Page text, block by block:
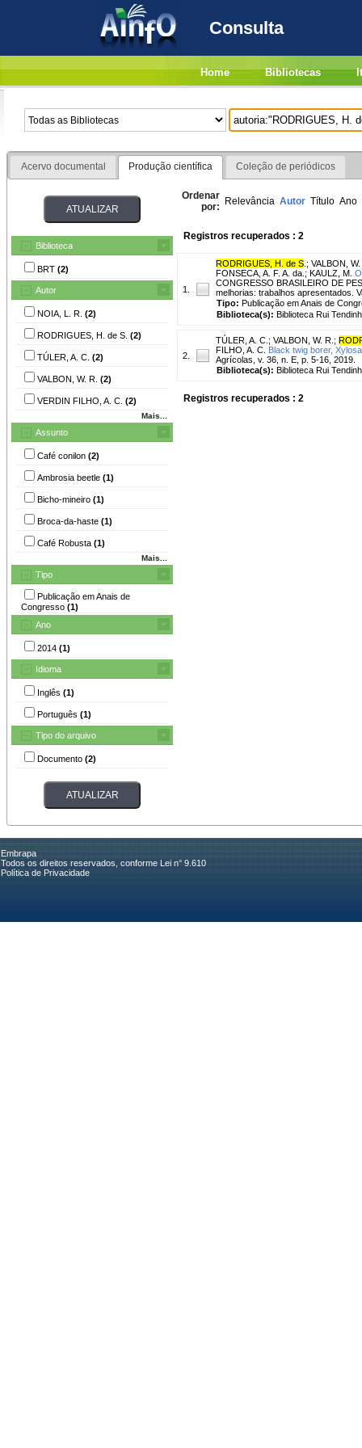
Consulta
Home Bibliotecas
Acervo documental Produção científica Coleção de periódicos
Biblioteca
BRT (2)
Autor
NOIA, L. R. (2)
RODRIGUES, H. de S. (2)
TÚLER, A. C. (2)
VALBON, W. R. (2)
VERDIN FILHO, A. C. (2)
Mais...
Assunto
Café conilon (2)
Ambrosia beetle (1)
Bicho-mineiro (1)
Broca-da-haste (1)
Café Robusta (1)
Mais...
Tipo
Publicação em Anais de
Congresso (1)
Ano
2014 (1)
Idioma
Inglês (1)
Português (1)
Tipo do arquivo
Documento (2)
Ordenar
por: Relevância Autor Título Ano
Registros recuperados : 2
1.
RODRIGUES, H. de S ; VALBON,
FONSECA, A. F. A. da. ; KAULZ, M.
CONGRESSO BRASILEIRO DE
melhorias: trabalhos apresentados.
Tipo: Publicação em Anais de
Biblioteca(s): Biblioteca Rui
2.
TÚLER, A. C. ; VALBON, W. R. ;
FILHO, A. C. Black twig borer,
Agrícolas, v. 36, n. E, p. 5-16, 2019.
Biblioteca(s): Biblioteca Rui
Registros recuperados : 2
Embrapa
Todos os direitos reservados, conforme Lei n° 9.610
Política de Privacidade